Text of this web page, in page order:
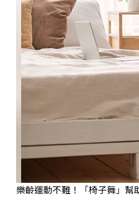
樂齡運動不難！「椅子舞」